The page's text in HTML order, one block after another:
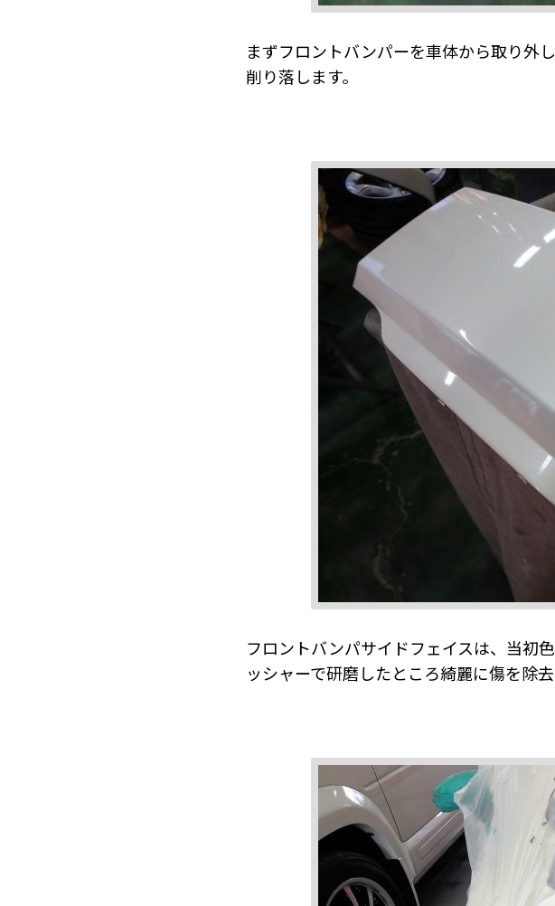
まずフロントバンパーを車体から取り外
削り落します。
フロントバンパサイドフェイスは、当初
ッシャーで研磨したところ綺麗に傷を除